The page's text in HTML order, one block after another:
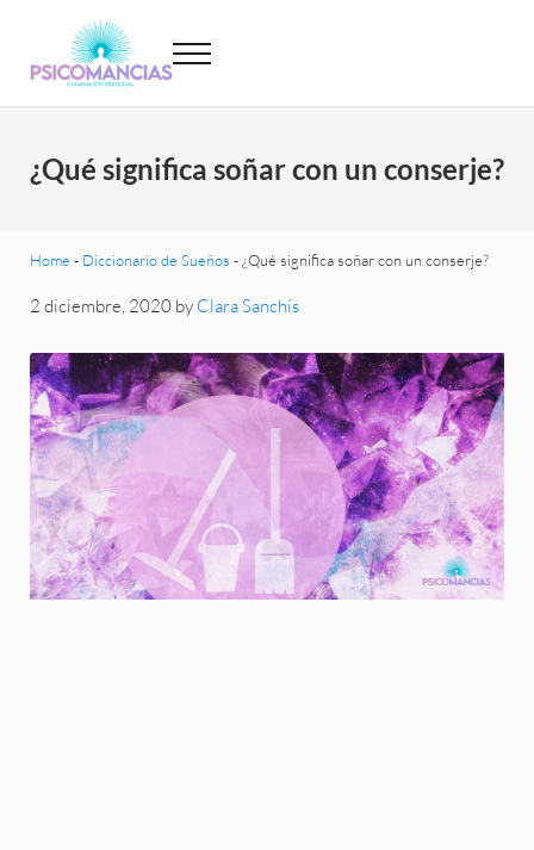
Psicomancias
Menu
¿Qué significa soñar con un conserje?
Home - Diccionario de Sueños -¿Qué significa soñar con un conserje?
2 diciembre, 2020 by Clara Sanchís